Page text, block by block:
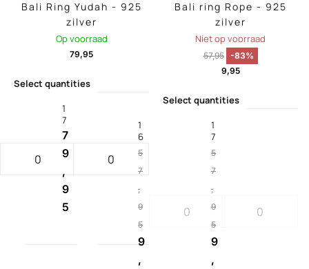
Bali Ring Yudah - 925
zilver
Op voorraad
79,95
Select quantities
1
7
7
9
,
9
5
Bali ring Rope - 925
zilver
Niet op voorraad
57,95
-83%
9,95
Select quantities
1
6
5
7
,
9
5
9
,
1
7
5
7
,
9
5
9
,